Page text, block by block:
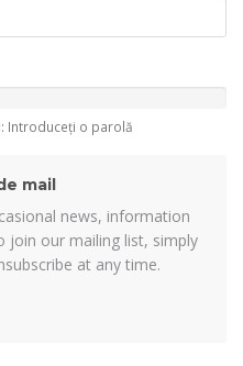
Introduceți o parolă
mail
news, information
join our mailing list, simply
at any time.